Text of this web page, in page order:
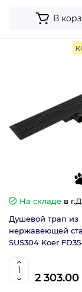
В
На складе в
Душевой трап из
нержавеющей
SUS304 Koer
2 303.00